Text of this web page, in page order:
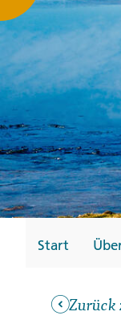
Start
Zurück